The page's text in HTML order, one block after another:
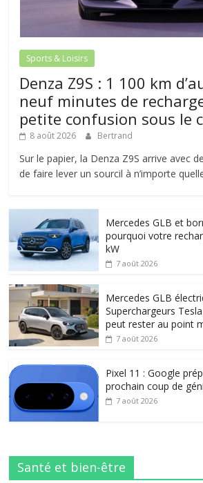
Sports & Loisirs
Denza Z9S : 1 100 km
neuf minutes de
petite confusion sous le
8 août 2026 Bertrand
Sur le papier, la Denza Z9S arrive avec
de faire lever un sourcil à n’importe
Mercedes GLB et
pourquoi votre
kW
7 août 2026
Mercedes GLB
Superchargeurs
peut rester au point
7 août 2026
Pixel 11 : Google
prochain coup de
7 août 2026
Santé et bien-être